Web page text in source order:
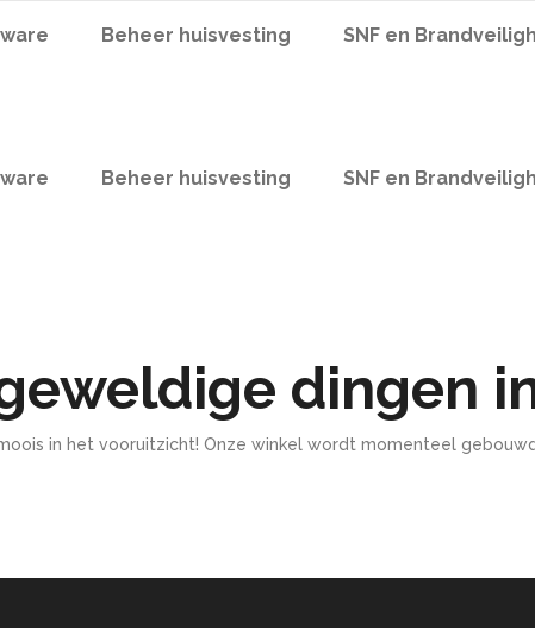
Beheer huisvesting SNF en
Beheer huisvesting SNF en
dingen
in het vooruitzicht! Onze winkel wordt momenteel